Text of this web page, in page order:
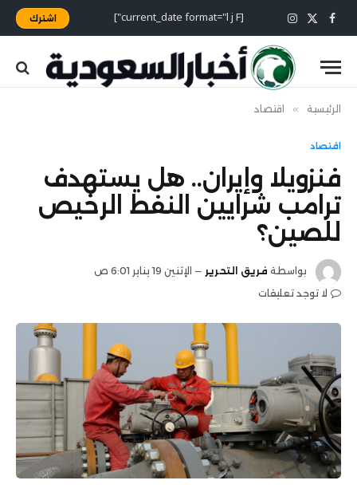
فيسبوك
X
(Twitter)
الانستغرام [current_date format="l j F"] اشترك
الرئيسية » اقتصاد
اقتصاد
فنزويلا وإيران.. هل يستهدف
ترامب شرايين النفط الرخيص
للصين؟
بواسطة فريق التحرير
الإثنين 19 يناير 6:01 ص
لا توجد تعليقات